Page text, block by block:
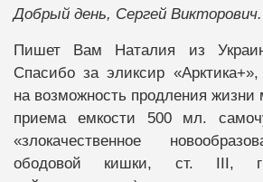
Добрый день, Сергей Викторович.
Пишет Вам Наталия из
Спасибо за эликсир
на возможность продления
приема емкости 500 мл.
«злокачественное
ободовой кишки, ст. ІІІ,